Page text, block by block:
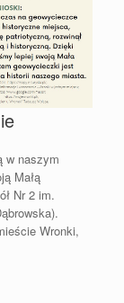
w naszym
Małą
Nr 2 im.
Wronki,